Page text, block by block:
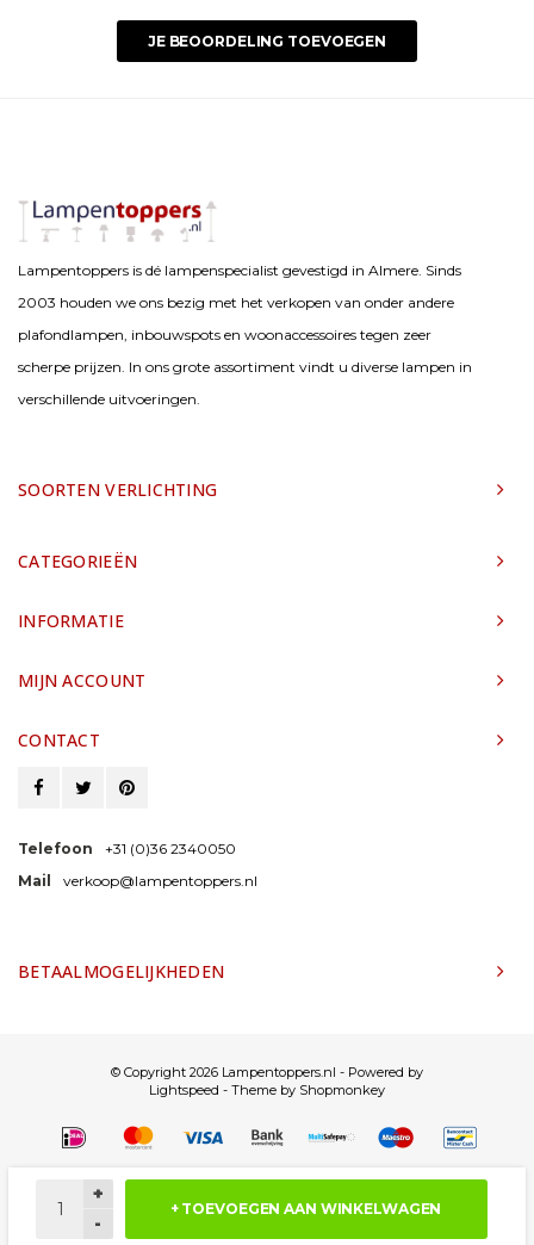
+
-
+ TOEVOEGEN AAN WINKELWAGEN
JE BEOORDELING TOEVOEGEN
Lampentoppers is dé lampenspecialist gevestigd in Almere. Sinds
2003 houden we ons bezig met het verkopen van onder andere
plafondlampen, inbouwspots en woonaccessoires tegen zeer
scherpe prijzen. In ons grote assortiment vindt u diverse lampen in
verschillende uitvoeringen.
SOORTEN VERLICHTING
CATEGORIEËN
INFORMATIE
MIJN ACCOUNT
CONTACT
Telefoon
+31 (0)36 2340050
Mail
verkoop@lampentoppers.nl
BETAALMOGELIJKHEDEN
© Copyright 2026 Lampentoppers.nl - Powered by
Lightspeed - Theme by Shopmonkey